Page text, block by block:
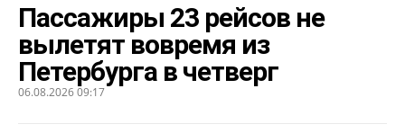
Пассажиры 23 рейсов не
вылетят вовремя из
Петербурга в четверг
06.08.2026 09:17